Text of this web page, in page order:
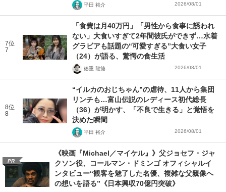
平田 裕介 2026/08/01
7位
7
「食費は月40万円」「男性から食事に誘われ
ない」大食いすぎて2年間彼氏ができず…水着
グラビアも話題の“可愛すぎる”大食い女子
（24）が語る、驚愕の食生活
徳重 龍徳 2026/08/01
8位
8
“イルカのおじちゃん”の虐待、11人から集団
リンチも…富山伝説のレディース初代総長
（36）が明かす、「不良で生きる」と覚悟を
決めた瞬間
平田 裕介 2026/08/01
PR
《映画『Michael／マイケル』》父ジョセフ・ジャ
クソン役、コールマン・ドミンゴ オフィシャルイ
ンタビュー“観客を魅了した名優、複雑な父親像へ
の想いを語る”《日本興収70億円突破》